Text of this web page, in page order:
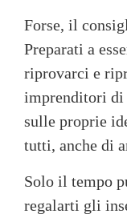
Forse, il
Preparati a
riprovarci e
imprenditori di
sulle proprie
tutti, anche di
Solo il tempo
regalarti gli